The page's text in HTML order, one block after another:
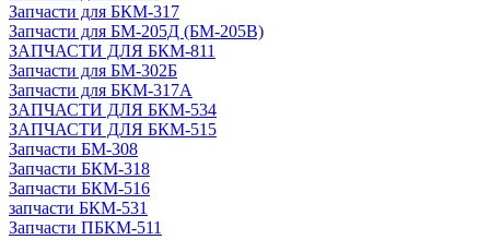
Запчасти для БКМ-317
Запчасти для БМ-205Д (БМ-205В)
ЗАПЧАСТИ ДЛЯ БКМ-811
Запчасти для БМ-302Б
Запчасти для БКМ-317А
ЗАПЧАСТИ ДЛЯ БКМ-534
ЗАПЧАСТИ ДЛЯ БКМ-515
Запчасти БМ-308
Запчасти БКМ-318
Запчасти БКМ-516
запчасти БКМ-531
Запчасти ПБКМ-511